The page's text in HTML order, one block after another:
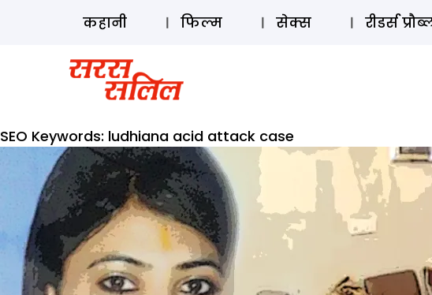
कहानी फिल्म सेक्स रीडर्स
SEO Keywords: ludhiana acid attack case